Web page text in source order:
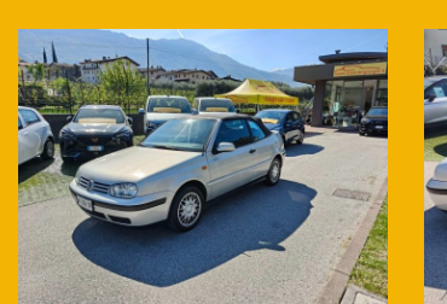
--- TAGLIANDO COMPLETO FATTO 1.000KM FA ---
--- FINESTRINI ELETTRICI ---
--- CLIMA ---
--- GOMME INVERNALI SEMI NUOVE ---
--- PRESENTI 4 GOMME ESTIVE ---
--- SECONDA CHIAVE PRESENTE ---